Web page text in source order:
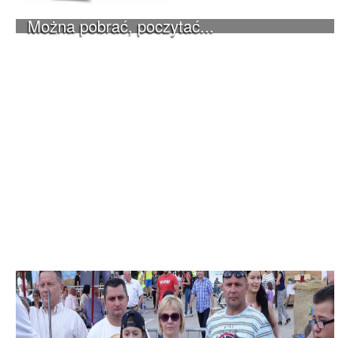
Można pobrać, poczytać...